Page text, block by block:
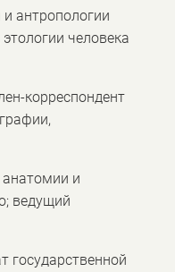
антропологии
человека
корреспондент
и
ведущий
государственной